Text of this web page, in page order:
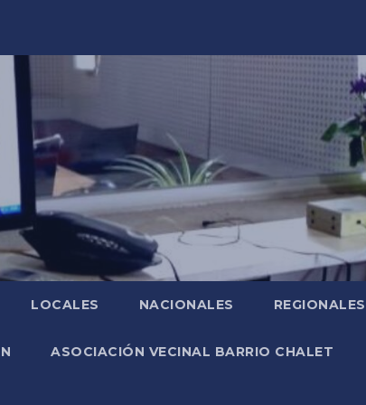
LOCALES NACIONALES REGIONALES
ASOCIACIÓN VECINAL BARRIO CHALET